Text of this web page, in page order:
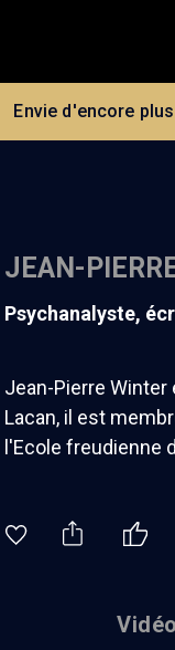
Envie d'encore plus
JEAN-
psychanalyste,
Jean-Pierre
Lacan, il est
l'Ecole freudienne